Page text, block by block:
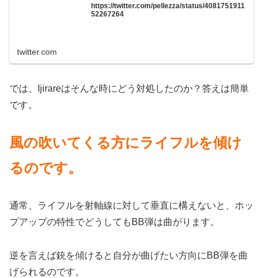
https://twitter.com/pellezza/status/4081751911
52267264
twitter.com
では、Ijirareはそんな時にどう対処したのか？答えは簡単
です。
風の吹いてくる方にライフルを傾け
るのです。
通常、ライフルを射軸線に対して垂直に構えないと、ホッ
プアップの特性でどうしてもBB弾は曲がります。
逆を言えば銃を傾けると自分が曲げたい方向にBB弾を曲
げられるのです。